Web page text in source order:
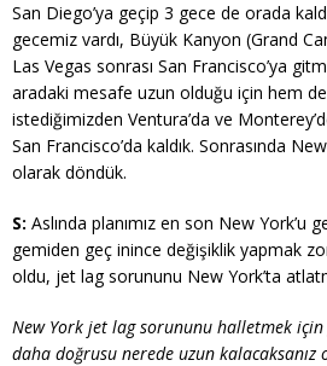
San Diego’ya geçip 3 gece de orada
gecemiz vardı, Büyük Kanyon (Grand
Las Vegas sonrası San Francisco’ya
aradaki mesafe uzun olduğu için hem
istediğimizden Ventura’da ve
San Francisco’da kaldık. Sonrasında
olarak döndük.
S: Aslında planımız en son New York’u
gemiden geç inince değişiklik yapmak
oldu, jet lag sorununu New York’ta
New York jet lag sorununu halletmek
daha doğrusu nerede uzun